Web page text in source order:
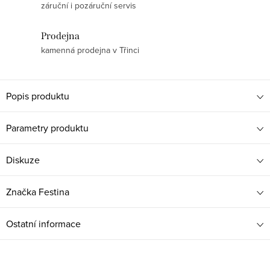
záruční i pozáruční servis
Prodejna
kamenná prodejna v Třinci
Popis produktu
Parametry produktu
Diskuze
Značka Festina
Ostatní informace